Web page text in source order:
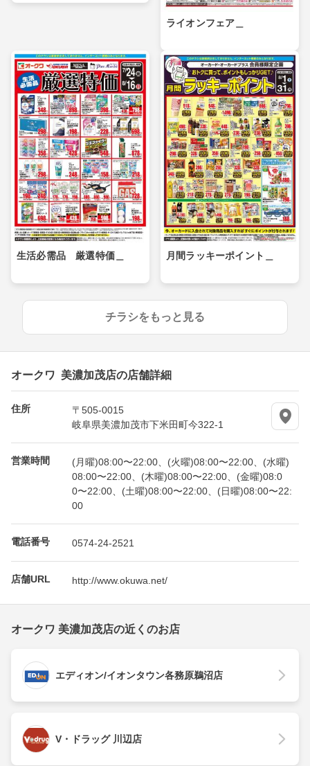
ライオンフェア＿
生活必需品 厳選特価＿ 月間ラッキーポイント＿
チラシをもっと見る
オークワ 美濃加茂店の店舗詳細
住所
〒505-0015
岐阜県美濃加茂市下米田町今322-1
営業時間
(月曜)08:00〜22:00、(火曜)08:00〜22:00、(水曜)
08:00〜22:00、(木曜)08:00〜22:00、(金曜)08:0
0〜22:00、(土曜)08:00〜22:00、(日曜)08:00〜22:
00
電話番号 0574-24-2521
店舗URL http://www.okuwa.net/
オークワ 美濃加茂店の近くのお店
エディオン/イオンタウン各務原鵜沼店
V・ドラッグ 川辺店